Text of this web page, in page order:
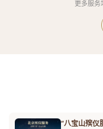
更多服务
“八宝山殡仪